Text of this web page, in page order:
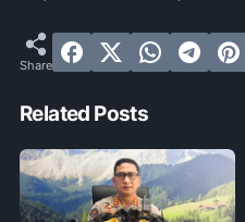
Related Posts